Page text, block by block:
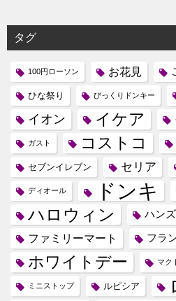
タグ
100円ローソン お花見
ひな祭り びっくりドンキー
イオン イケア
ガスト コストコ
セブンイレブン セリア
ディオール ドンキ
ハロウィン ハンズ
ファミリーマート フラ
ホワイトデー マク
ミニストップ ルピシア